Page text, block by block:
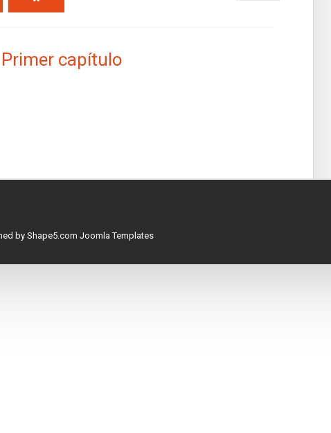
capítulo
by Shape5.com Joomla Templates